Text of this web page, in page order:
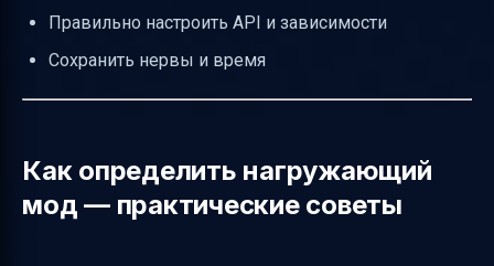
Заключение
Полезные ссылки
Правильно настроить API и зависимости
Сохранить нервы и время
Как определить нагружающий
мод — практические советы